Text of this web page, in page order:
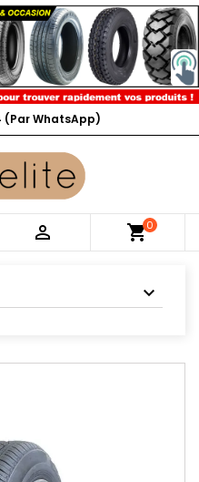
(Par WhatsApp)
 shopping_cart0